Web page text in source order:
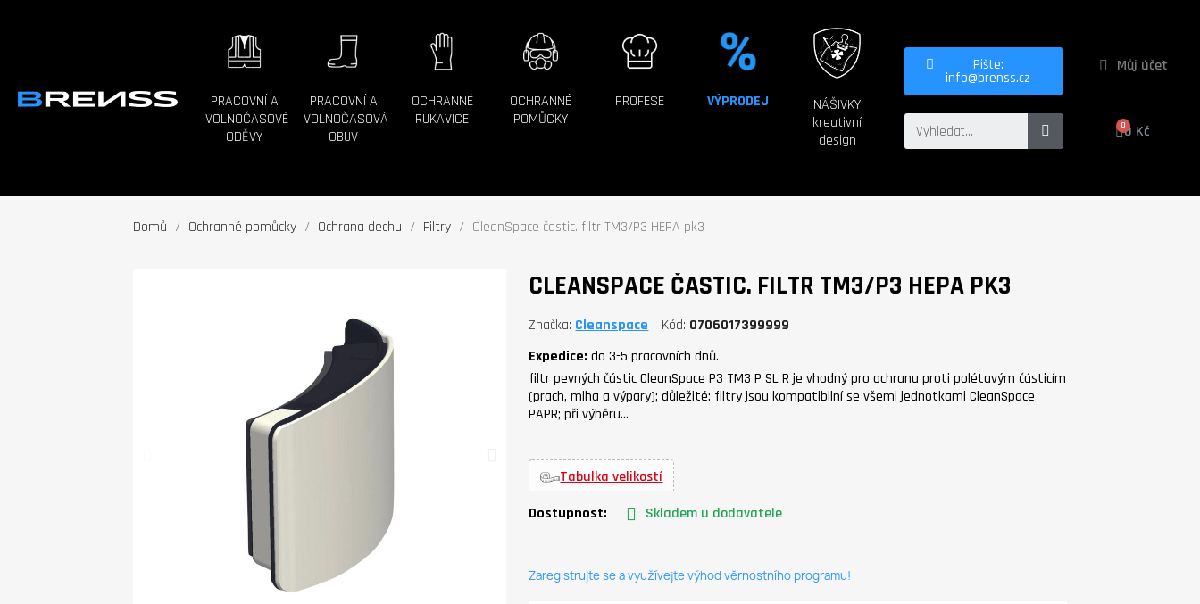
PRACOVNÍ A
VOLNOČASOVÉ
ODĚVY
PRACOVNÍ A
VOLNOČASOVÁ
OBUV
OCHRANNÉ
RUKAVICE
OCHRANNÉ
POMŮCKY
PROFESE VÝPRODEJ
NÁŠIVKY
kreativní
design
Pište:
info@brenss.cz
Můj účet
0 Kč
Domů Ochranné pomůcky Ochrana dechu Filtry CleanSpace častic. filtr TM3/P3 HEPA pk3
CLEANSPACE ČASTIC. FILTR TM3/P3 HEPA PK3
Značka Cleanspace Kód 0706017399999
Expedice:do 3-5 pracovních dnů.
filtr pevných částic CleanSpace P3 TM3 P SL R je vhodný pro ochranu proti polétavým částicím
(prach, mlha a výpary); důležité: filtry jsou kompatibilní se všemi jednotkami CleanSpace
PAPR; při výběru…
Tabulka velikostí
Dostupnost:
Skladem u dodavatele
Zaregistrujte se a využívejte výhod věrnostního programu!